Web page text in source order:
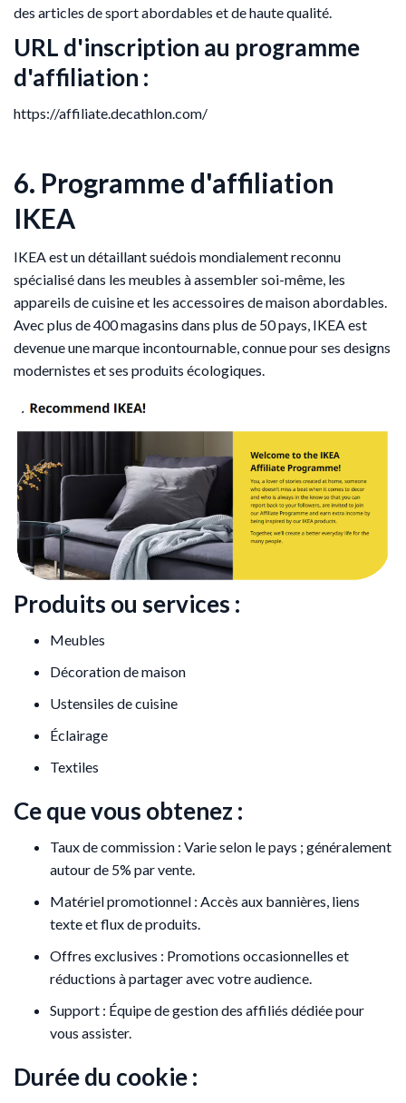
des articles de sport abordables et de haute qualité.
URL d'inscription au programme
d'affiliation :
https://affiliate.decathlon.com/
6. Programme d'affiliation
IKEA
IKEA est un détaillant suédois mondialement reconnu
spécialisé dans les meubles à assembler soi-même, les
appareils de cuisine et les accessoires de maison abordables.
Avec plus de 400 magasins dans plus de 50 pays, IKEA est
devenue une marque incontournable, connue pour ses designs
modernistes et ses produits écologiques.
Produits ou services :
Meubles
Décoration de maison
Ustensiles de cuisine
Éclairage
Textiles
Ce que vous obtenez :
Taux de commission : Varie selon le pays ; généralement
autour de 5% par vente.
Matériel promotionnel : Accès aux bannières, liens
texte et flux de produits.
Offres exclusives : Promotions occasionnelles et
réductions à partager avec votre audience.
Support : Équipe de gestion des affiliés dédiée pour
vous assister.
Durée du cookie :